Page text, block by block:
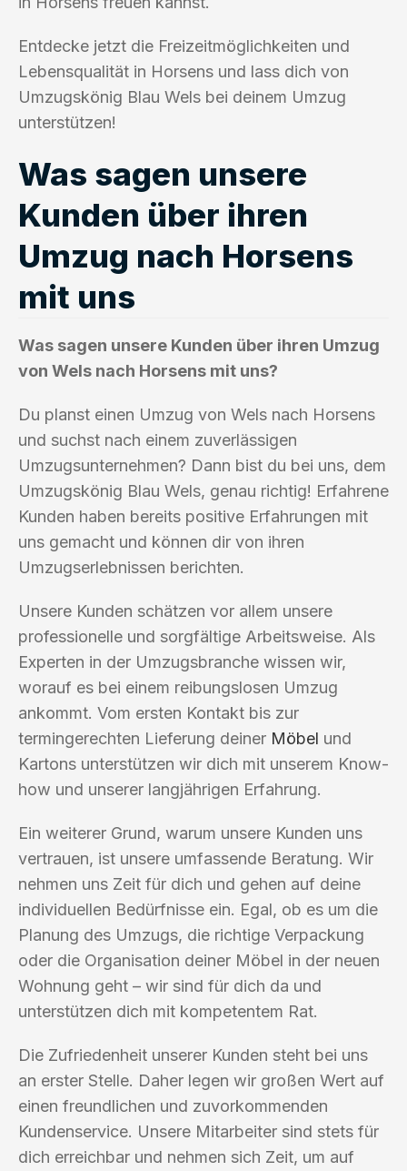
Entdecke jetzt die Freizeitmöglichkeiten und
Lebensqualität in Horsens und lass dich von
Umzugskönig Blau Wels bei deinem Umzug
unterstützen!
Was sagen unsere
Kunden über ihren
Umzug nach Horsens
mit uns
Was sagen unsere Kunden über ihren Umzug
von Wels nach Horsens mit uns?
Du planst einen Umzug von Wels nach Horsens
und suchst nach einem zuverlässigen
Umzugsunternehmen? Dann bist du bei uns, dem
Umzugskönig Blau Wels, genau richtig! Erfahrene
Kunden haben bereits positive Erfahrungen mit
uns gemacht und können dir von ihren
Umzugserlebnissen berichten.
Unsere Kunden schätzen vor allem unsere
professionelle und sorgfältige Arbeitsweise. Als
Experten in der Umzugsbranche wissen wir,
worauf es bei einem reibungslosen Umzug
ankommt. Vom ersten Kontakt bis zur
termingerechten Lieferung deiner Möbel und
Kartons unterstützen wir dich mit unserem Know-
how und unserer langjährigen Erfahrung.
Ein weiterer Grund, warum unsere Kunden uns
vertrauen, ist unsere umfassende Beratung. Wir
nehmen uns Zeit für dich und gehen auf deine
individuellen Bedürfnisse ein. Egal, ob es um die
Planung des Umzugs, die richtige Verpackung
oder die Organisation deiner Möbel in der neuen
Wohnung geht – wir sind für dich da und
unterstützen dich mit kompetentem Rat.
Die Zufriedenheit unserer Kunden steht bei uns
an erster Stelle. Daher legen wir großen Wert auf
einen freundlichen und zuvorkommenden
Kundenservice. Unsere Mitarbeiter sind stets für
dich erreichbar und nehmen sich Zeit, um auf